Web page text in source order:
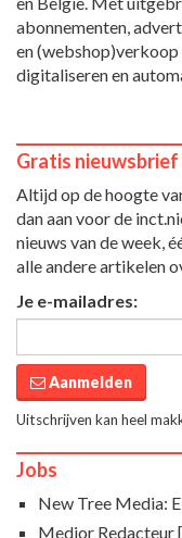
abonnementen,
en
digitaliseren en
Gratis nieuwsbrief
Altijd op de hoogte
dan aan voor de
nieuws van de week,
alle andere artikelen
Je e-mailadres:
Aanmelden
Uitschrijven kan heel
Jobs
New Tree Media:
Medior Redacteur